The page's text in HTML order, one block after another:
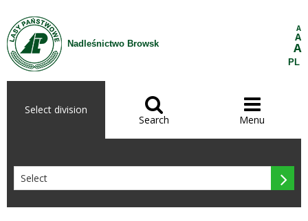
Skip to Content
Nadleśnictwo Browsk
A
A
A
PL
Select division 
Search

Menu
